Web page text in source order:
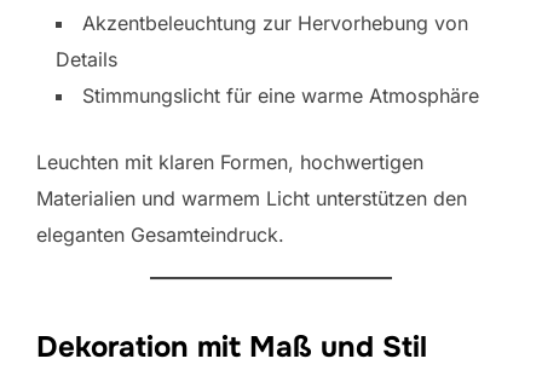
Akzentbeleuchtung zur Hervorhebung von
Details
Stimmungslicht für eine warme Atmosphäre
Leuchten mit klaren Formen, hochwertigen
Materialien und warmem Licht unterstützen den
eleganten Gesamteindruck.
Dekoration mit Maß und Stil